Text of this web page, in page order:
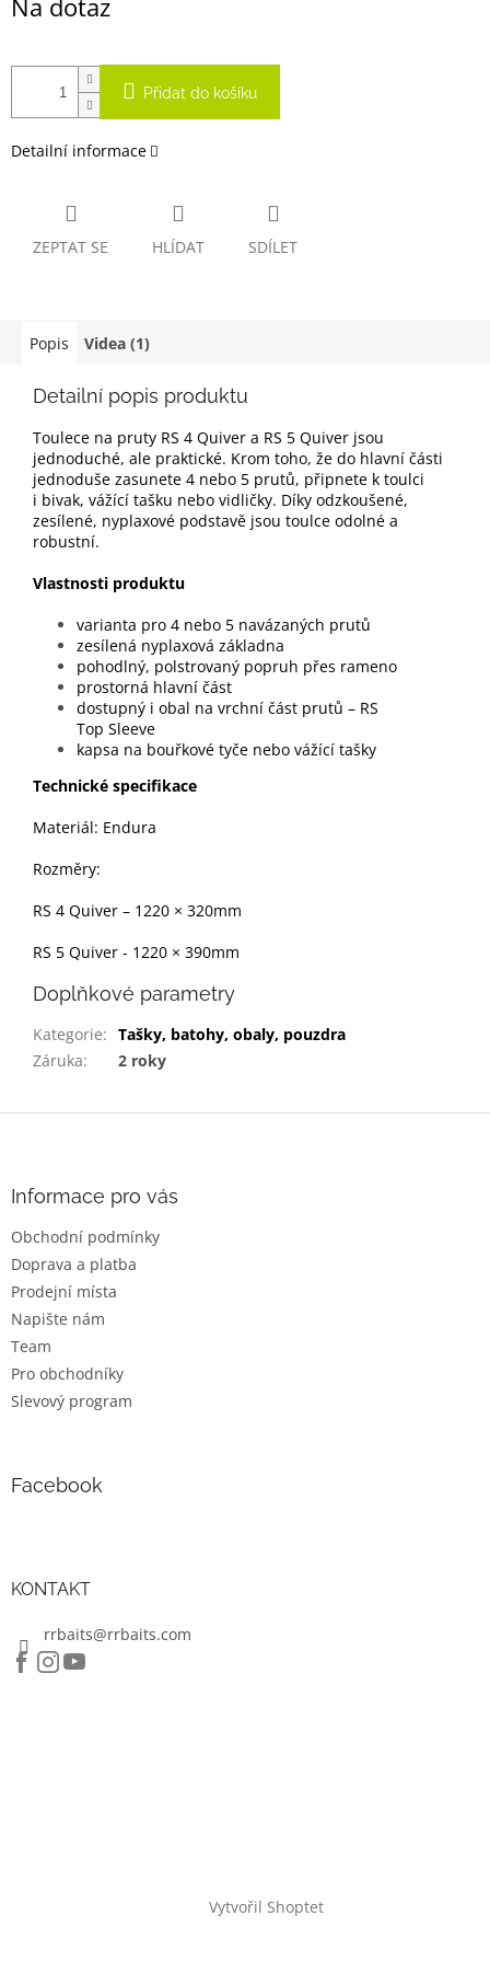
Na dotaz
Přidat do košíku
Detailní informace
ZEPTAT SE HLÍDAT SDÍLET
Popis Videa (1)
Detailní popis produktu
Toulece na pruty RS 4 Quiver a RS 5 Quiver jsou
jednoduché, ale praktické. Krom toho, že do hlavní části
jednoduše zasunete 4 nebo 5 prutů, připnete k toulci
i bivak, vážící tašku nebo vidličky. Díky odzkoušené,
zesílené, nyplaxové podstavě jsou toulce odolné a
robustní.
Vlastnosti produktu
varianta pro 4 nebo 5 navázaných prutů
zesílená nyplaxová základna
pohodlný, polstrovaný popruh přes rameno
prostorná hlavní část
dostupný i obal na vrchní část prutů – RS
Top Sleeve
kapsa na bouřkové tyče nebo vážící tašky
Technické specifikace
Materiál: Endura
Rozměry:
RS 4 Quiver – 1220 × 320mm
RS 5 Quiver - 1220 × 390mm
Doplňkové parametry
Kategorie: Tašky, batohy, obaly, pouzdra
Záruka: 2 roky
Informace pro vás
Obchodní podmínky
Doprava a platba
Prodejní místa
Napište nám
Team
Pro obchodníky
Slevový program
Facebook
KONTAKT
rrbaits@rrbaits.com
Vytvořil Shoptet